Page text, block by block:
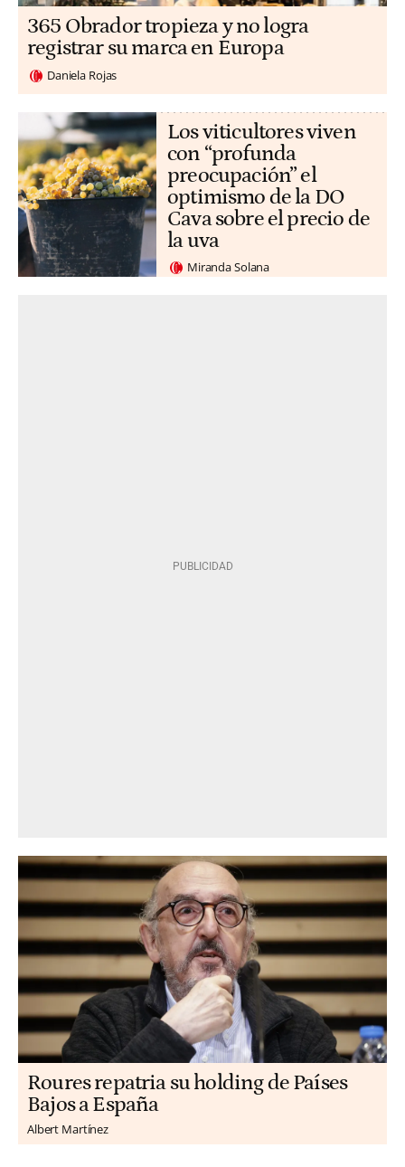
365 Obrador tropieza y no logra
registrar su marca en Europa
Daniela Rojas
Los viticultores viven
con “profunda
preocupación” el
optimismo de la DO
Cava sobre el precio de
la uva
Miranda Solana
Roures repatria su holding de Países
Bajos a España
Albert Martínez